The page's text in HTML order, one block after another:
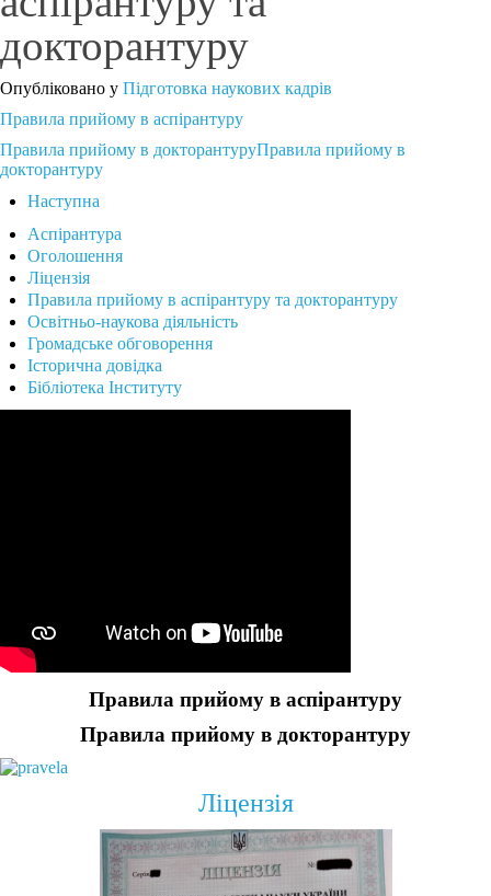
докторантуру
Опубліковано у Підготовка наукових кадрів
Правила прийому в аспірантуру
Правила прийому в докторантуруПравила прийому в
докторантуру
Наступна
Аспірантура
Оголошення
Ліцензія
Правила прийому в аспірантуру та докторантуру
Освітньо-наукова діяльність
Громадське обговорення
Історична довідка
Бібліотека Інституту
Правила прийому в аспірантуру
Правила прийому в докторантуру
Ліцензія